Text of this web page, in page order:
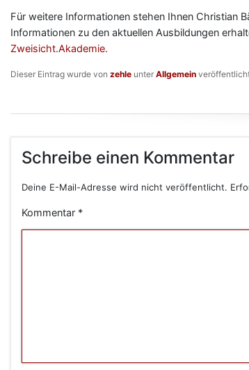
Für weitere Informationen stehen Ihnen Christian
Informationen zu den aktuellen Ausbildungen
Zweisicht.Akademie.
Dieser Eintrag wurde von zehle unter Allgemein
Schreibe einen Kommentar
Deine E-Mail-Adresse wird nicht veröffentlicht.
Kommentar *